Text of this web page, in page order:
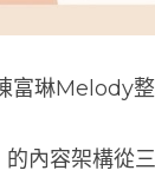
富琳Melody
內容架構從